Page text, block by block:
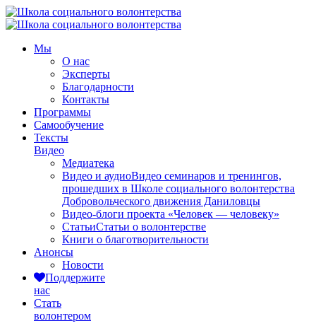
Мы
О нас
Эксперты
Благодарности
Контакты
Программы
Самообучение
Тексты
Видео
Медиатека
Видео и аудиоВидео семинаров и тренингов,
прошедших в Школе социального волонтерства
Добровольческого движения Даниловцы
Видео-блоги проекта «Человек — человеку»
СтатьиСтатьи о волонтерстве
Книги о благотворительности
Анонсы
Новости
Поддержите
нас
Стать
волонтером